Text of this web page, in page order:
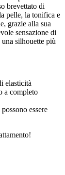
brevettato di
pelle, la tonifica e
grazie alla sua
sensazione di
silhouette più
elasticità
a completo
essere